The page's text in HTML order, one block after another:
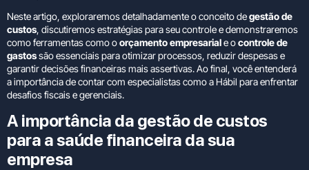
Neste artigo, exploraremos detalhadamente o conceito degestão de
custos, discutiremos estratégias para seu controle e demonstraremos
como ferramentas como oorçamento empresariale ocontrole de
gastossão essenciais para otimizar processos, reduzir despesas e
garantir decisões financeiras mais assertivas. Ao final, você entenderá
a importância de contar com especialistas como a Hábil para enfrentar
desafios fiscais e gerenciais.
A importância da gestão de custos
para a saúde financeira da sua
empresa